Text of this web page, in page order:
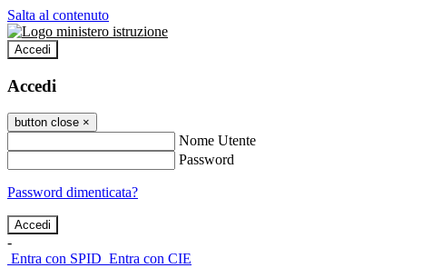
Salta al contenuto
Accedi
Accedi
button close ×
Nome Utente
Password
Password dimenticata?
-
Entra con SPID Entra con CIE